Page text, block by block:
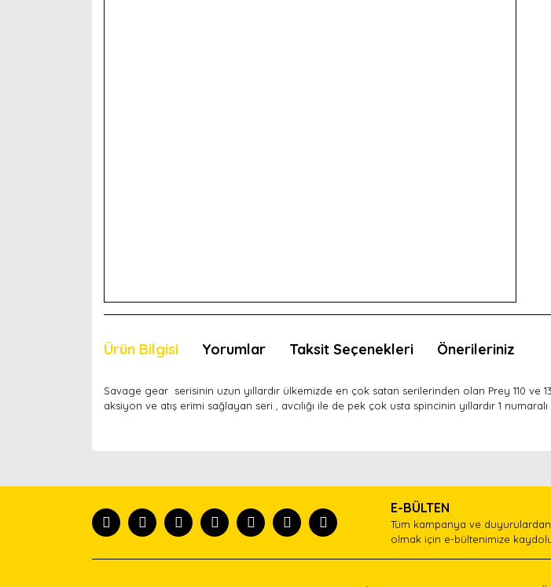
Ürün Bilgisi Yorumlar Taksit Seçenekleri Önerileriniz
Savage gear serisinin uzun yıllardır ülkemizde en çok satan serilerinden olan Prey 110 ve
aksiyon ve atış erimi sağlayan seri , avcılığı ile de pek çok usta spincinin yıllardır 1
Ürün açıklamasında eksik bilgiler bulunuyor.
E-BÜLTEN
Tüm kampanya ve
olmak için e-bültenimize